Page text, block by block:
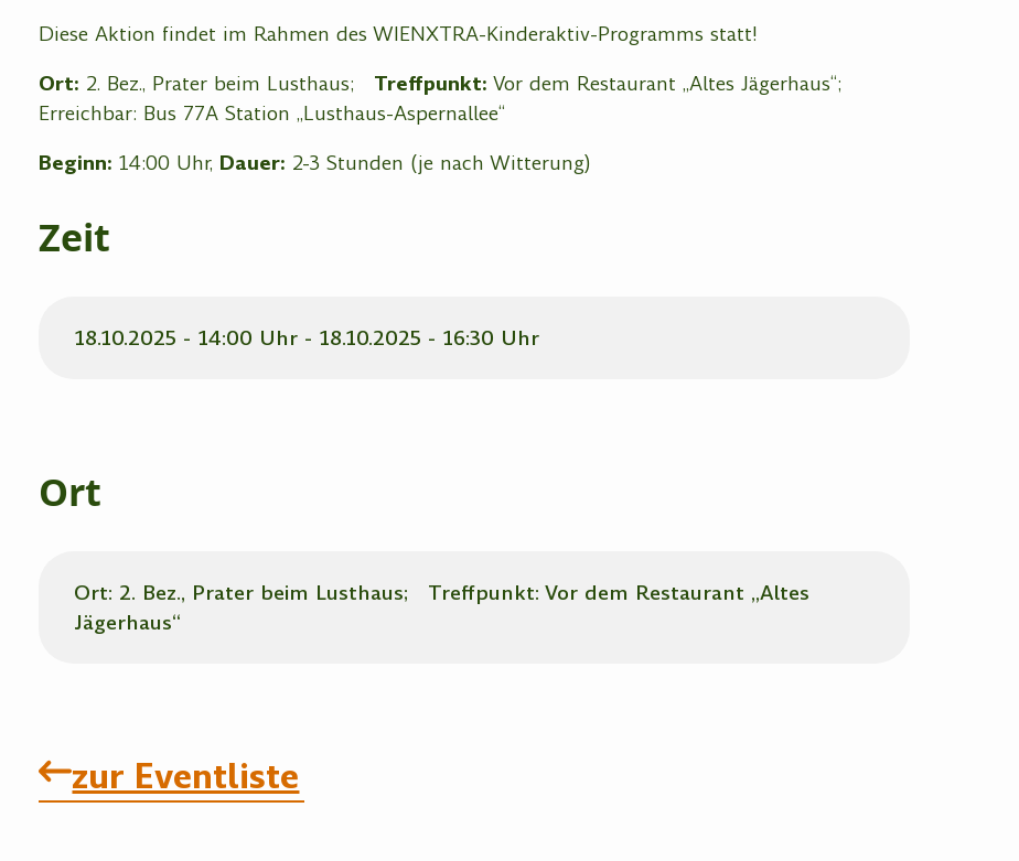
Diese Aktion findet im Rahmen des WIENXTRA-Kinderaktiv-Programms statt!
Ort: 2. Bez., Prater beim Lusthaus; Treffpunkt: Vor dem Restaurant „Altes Jägerhaus“;
Erreichbar: Bus 77A Station „Lusthaus-Aspernallee“
Beginn: 14:00 Uhr, Dauer: 2-3 Stunden (je nach Witterung)
Zeit
18.10.2025 - 14:00 Uhr - 18.10.2025 - 16:30 Uhr
Ort
Ort: 2. Bez., Prater beim Lusthaus; Treffpunkt: Vor dem Restaurant „Altes
Jägerhaus“
zur Eventliste